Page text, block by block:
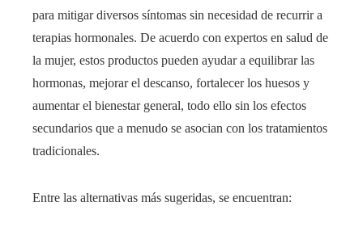
para mitigar diversos síntomas sin necesidad de recurrir a
terapias hormonales. De acuerdo con expertos en salud de
la mujer, estos productos pueden ayudar a equilibrar las
hormonas, mejorar el descanso, fortalecer los huesos y
aumentar el bienestar general, todo ello sin los efectos
secundarios que a menudo se asocian con los tratamientos
tradicionales.
Entre las alternativas más sugeridas, se encuentran: